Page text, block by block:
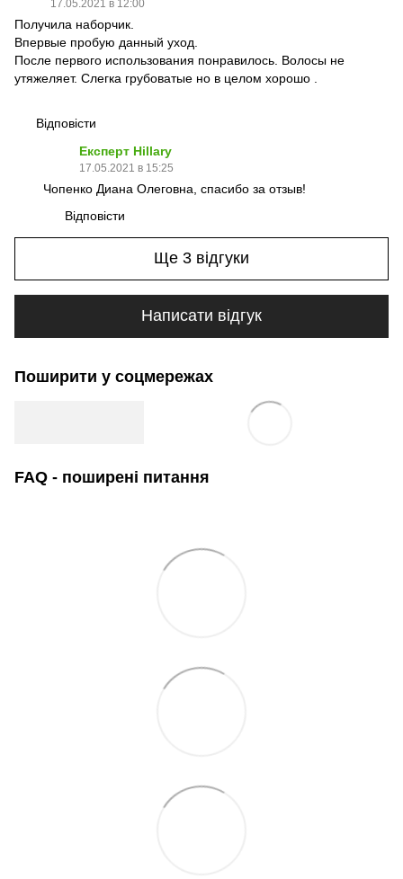
17.05.2021 в 12:00
Получила наборчик.
Впервые пробую данный уход.
После первого использования понравилось. Волосы не
утяжеляет. Слегка грубоватые но в целом хорошо .
Відповісти
Експерт Hillary
17.05.2021 в 15:25
Чопенко Диана Олеговна, спасибо за отзыв!
Відповісти
Ще 3 відгуки
Написати відгук
Поширити у соцмережах
FAQ - поширені питання